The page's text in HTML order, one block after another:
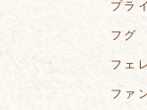
プラ
フグ
フェ
ファ